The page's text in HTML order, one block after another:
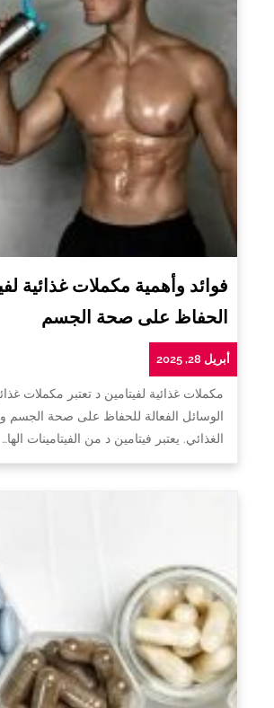
فوائد وأهمية مكملات غذائية
الحفاظ على صحة الجسم
أبريل 28, 2025
مكملات غذائية لفيتامين د تعتبر مكملات
الوسائل الفعالة للحفاظ على صحة الجسم
الغذائي. يعتبر فيتامين د من الفيتامينات الها…